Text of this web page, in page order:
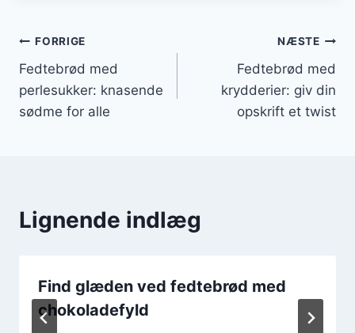
Indlægsnavigation
FORRIGE
Fedtebrød med
perlesukker: knasende
sødme for alle
NÆSTE
Fedtebrød med
krydderier: giv din
opskrift et twist
Lignende indlæg
Find glæden ved fedtebrød med
chokoladefyld